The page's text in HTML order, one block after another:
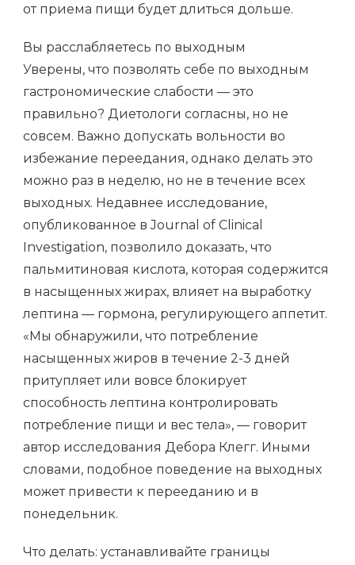
от приема пищи будет длиться дольше.
Вы расслабляетесь по выходным
Уверены, что позволять себе по выходным
гастрономические слабости — это
правильно? Диетологи согласны, но не
совсем. Важно допускать вольности во
избежание переедания, однако делать это
можно раз в неделю, но не в течение всех
выходных. Недавнее исследование,
опубликованное в Journal of Clinical
Investigation, позволило доказать, что
пальмитиновая кислота, которая содержится
в насыщенных жирах, влияет на выработку
лептина — гормона, регулирующего аппетит.
«Мы обнаружили, что потребление
насыщенных жиров в течение 2-3 дней
притупляет или вовсе блокирует
способность лептина контролировать
потребление пищи и вес тела», — говорит
автор исследования Дебора Клегг. Иными
словами, подобное поведение на выходных
может привести к перееданию и в
понедельник.
Что делать: устанавливайте границы